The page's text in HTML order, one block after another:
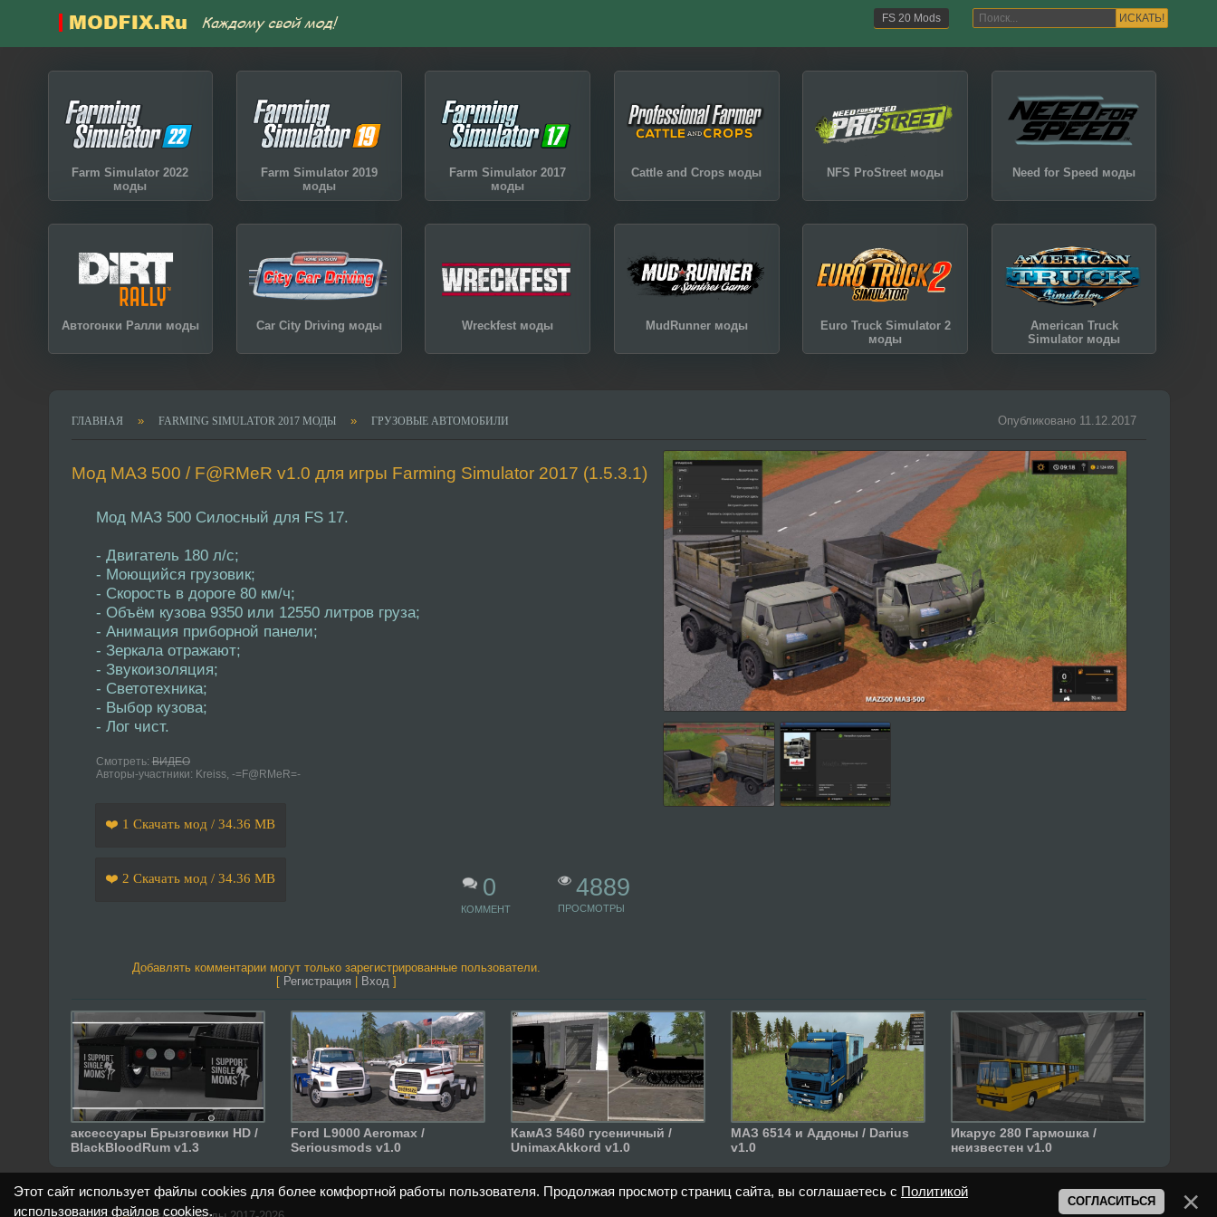
ИСКАТЬ!
FS 20 Mods
Farm Simulator 2022
моды
Farm Simulator 2019
моды
Farm Simulator 2017
моды
Cattle and Crops моды NFS ProStreet моды Need for Speed моды
Автогонки Ралли моды Car City Driving моды Wreckfest моды MudRunner моды
Euro Truck Simulator 2
моды
American Truck
Simulator моды
ГЛАВНАЯ » FARMING SIMULATOR 2017 МОДЫ » ГРУЗОВЫЕ АВТОМОБИЛИ Опубликовано 11.12.2017
Мод МАЗ 500 / F@RMeR v1.0 для игры Farming Simulator 2017 (1.5.3.1)
Мод МАЗ 500 Силосный для FS 17.
- Двигатель 180 л/c;
- Моющийся грузовик;
- Скорость в дороге 80 км/ч;
- Объём кузова 9350 или 12550 литров груза;
- Анимация приборной панели;
- Зеркала отражают;
- Звукоизоляция;
- Светотехника;
- Выбор кузова;
- Лог чист.
Смотреть: ВИДЕО
Авторы-участники: Kreiss, -=F@RMeR=-
❤️ 1 Скачать мод / 34.36 MB
❤️ 2 Скачать мод / 34.36 MB 0
КОММЕНТ
4889
ПРОСМОТРЫ
Добавлять комментарии могут только зарегистрированные пользователи.
[ Регистрация Вход ]
аксессуары Брызговики HD /
BlackBloodRum v1.3
Ford L9000 Aeromax /
Seriousmods v1.0
КамАЗ 5460 гусеничный /
UnimaxAkkord v1.0
МАЗ 6514 и Аддоны / Darius
v1.0
Икарус 280 Гармошка /
неизвестен v1.0
Этот сайт использует файлы cookies для более комфортной работы пользователя. Продолжая просмотр страниц сайта, вы соглашаетесь с Политикой
использования файлов cookies.
СОГЛАСИТЬСЯ